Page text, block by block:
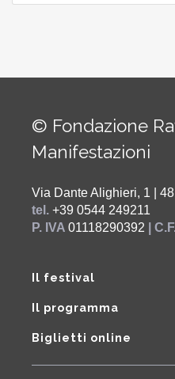
© Fondazione
Manifestazioni
Via Dante Alighieri, 1 |
tel. +39 0544 249211
P. IVA 01118290392 |
Il festival
Il programma
Biglietti online